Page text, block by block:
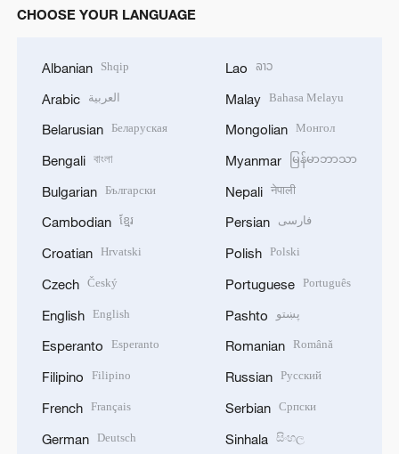
CHOOSE YOUR LANGUAGE
Albanian Shqip
Arabic العربية
Belarusian Беларуская
Bengali বাংলা
Bulgarian Български
Cambodian ខ្មែរ
Croatian Hrvatski
Czech Český
English English
Esperanto Esperanto
Filipino Filipino
French Français
German Deutsch
Lao ລາວ
Malay Bahasa Melayu
Mongolian Монгол
Myanmar မြန်မာဘာသာ
Nepali नेपाली
Persian فارسی
Polish Polski
Portuguese Português
Pashto پښتو
Romanian Română
Russian Русский
Serbian Српски
Sinhala සිංහල